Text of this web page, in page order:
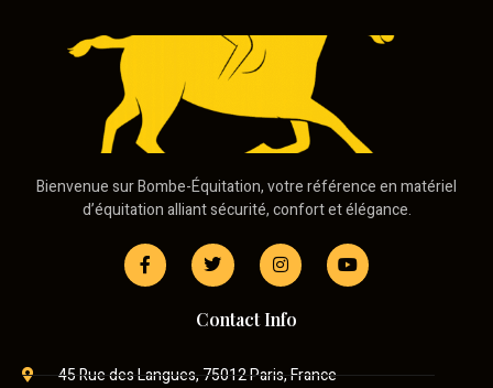
Bienvenue sur Bombe-Équitation, votre référence en matériel
d’équitation alliant sécurité, confort et élégance.
Contact Info
45 Rue des Langues, 75012 Paris, France